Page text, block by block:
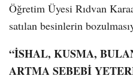
Öğretim Üyesi Rıdvan
satılan besinlerin
“İSHAL, KUSMA,
ARTMA SEBEBİ